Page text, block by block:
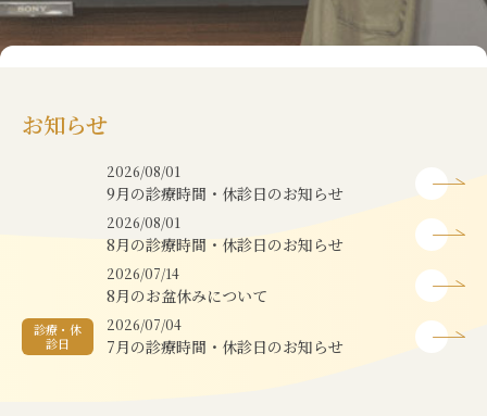
お知らせ
2026/08/01
9月の診療時間・休診日のお知らせ
2026/08/01
8月の診療時間・休診日のお知らせ
2026/07/14
8月のお盆休みについて
診療・休
診日
2026/07/04
7月の診療時間・休診日のお知らせ